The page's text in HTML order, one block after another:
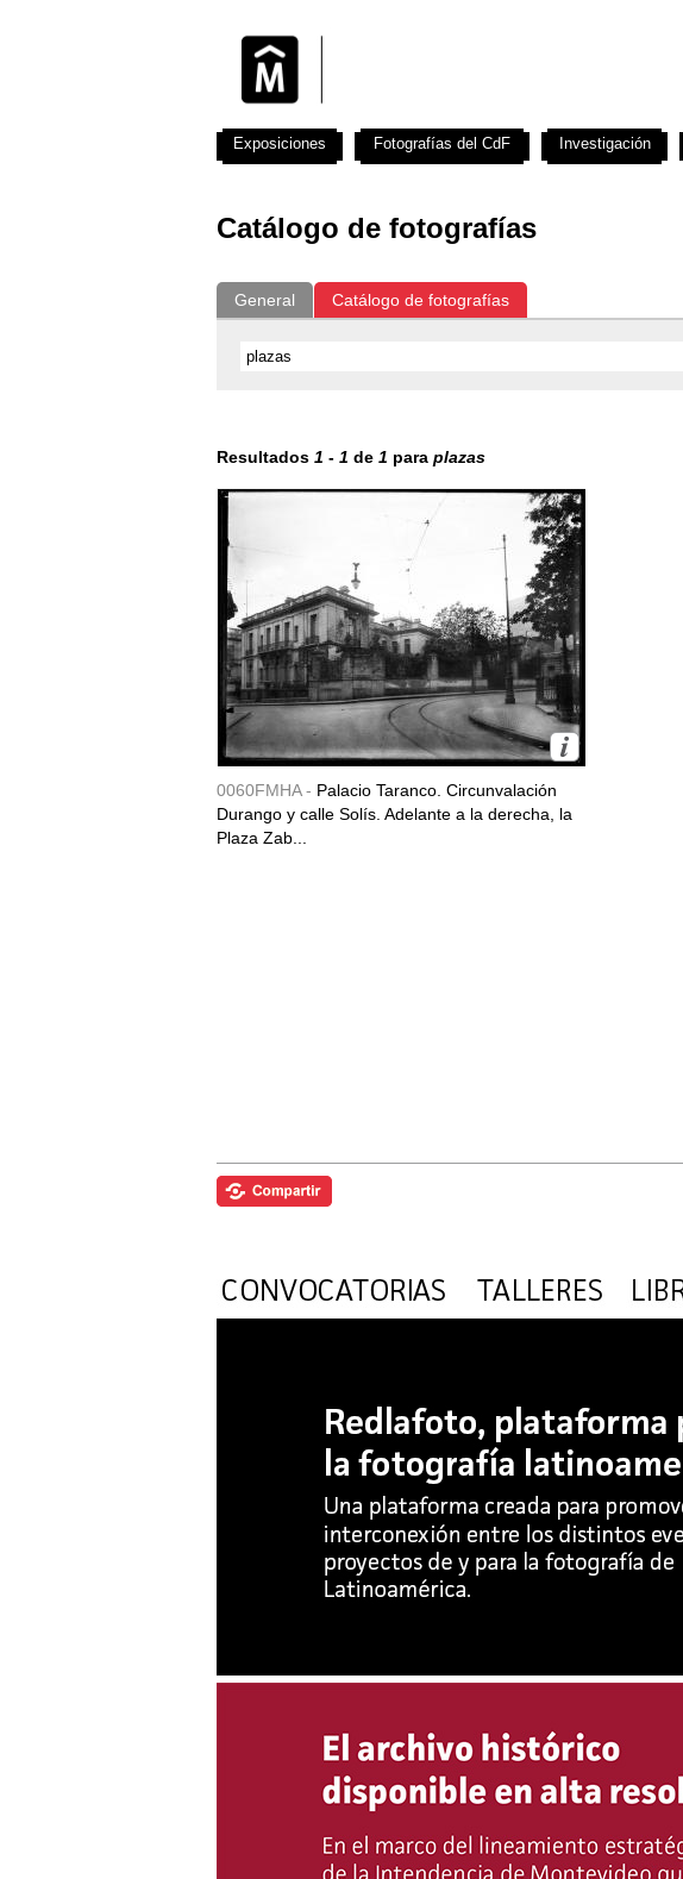
Catálogo de fotografías
General Catálogo de fotografías
Resultados 1 - 1 de 1 para plazas
0060FMHA - Palacio Taranco. Circunvalación
Durango y calle Solís. Adelante a la derecha, la
Plaza Zab...
Exposiciones Fotografías del CdF Investigación